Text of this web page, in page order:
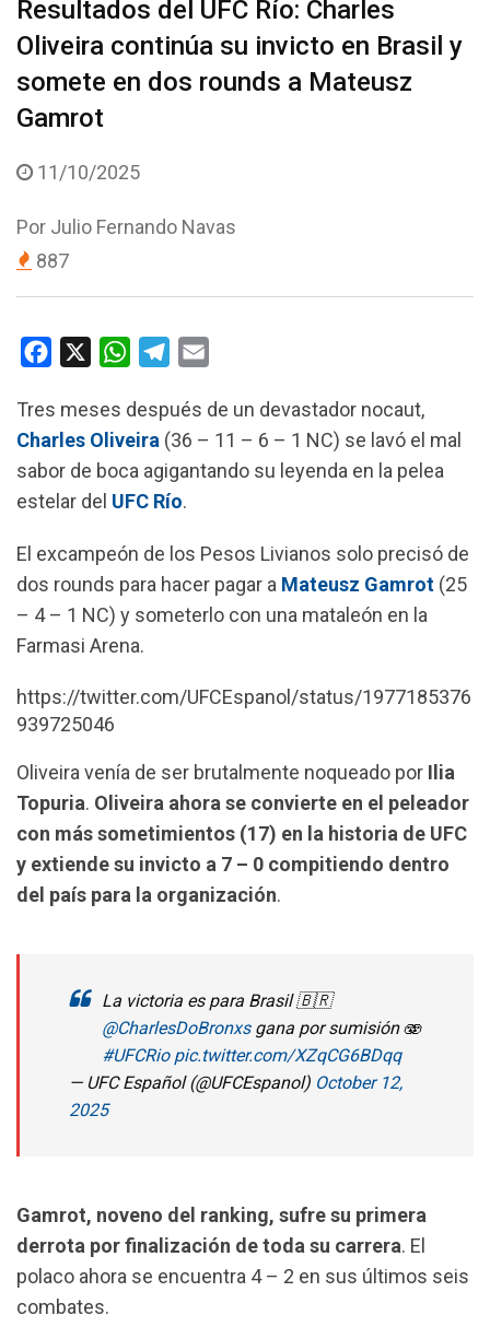
Resultados del UFC Río: Charles
Oliveira continúa su invicto en Brasil y
somete en dos rounds a Mateusz
Gamrot
11/10/2025
Por Julio Fernando Navas
887
c
e
b
o
k
W
a
t
s
A
p
l
e
g
r
m
a
l
Tres meses después de un devastador nocaut,
Charles Oliveira (36 – 11 – 6 – 1 NC) se lavó el mal
sabor de boca agigantando su leyenda en la pelea
estelar del UFC Río.
El excampeón de los Pesos Livianos solo precisó de
dos rounds para hacer pagar a Mateusz Gamrot (25
– 4 – 1 NC) y someterlo con una mataleón en la
Farmasi Arena.
https://twitter.com/UFCEspanol/status/1977185376
939725046
Oliveira venía de ser brutalmente noqueado por Ilia
Topuria. Oliveira ahora se convierte en el peleador
con más sometimientos (17) en la historia de UFC
y extiende su invicto a 7 – 0 compitiendo dentro
del país para la organización.
La victoria es para Brasil 🇧🇷
@CharlesDoBronxsgana por sumisión 🫨
#UFCRio pic.twitter.com/XZqCG6BDqq
— UFC Español (@UFCEspanol) October 12,
2025
Gamrot, noveno del ranking, sufre su primera
derrota por finalización de toda su carrera. El
polaco ahora se encuentra 4 – 2 en sus últimos seis
combates.